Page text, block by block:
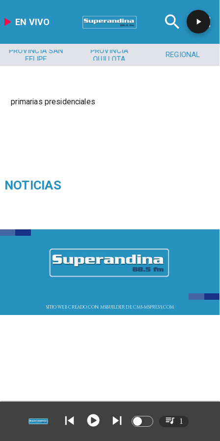
EN VIVO
PROVINCIA SAN
FELIPE
PROVINCIA
QUILLOTA
REGIONAL
primarias presidenciales
NOTICIAS
SITIO WEB CREADO CON MSBUILDER DE CMS-MSPRESS.COM
1